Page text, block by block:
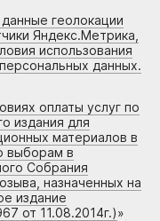
геолокации
Яндекс.Метрика,
использования
данных.
оплаты услуг по
издания для
материалов в
выборам в
Собрания
назначенных на
издание
от 11.08.2014г.)»